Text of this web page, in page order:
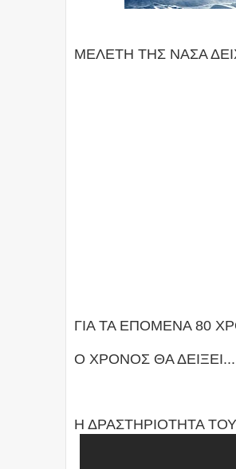
ΜΕΛΕΤΗ ΤΗΣ ΝΑΣΑ
ΓΙΑ ΤΑ ΕΠΟΜΕΝΑ 80
Ο ΧΡΟΝΟΣ ΘΑ
Η ΔΡΑΣΤΗΡΙΟΤΗΤΑ